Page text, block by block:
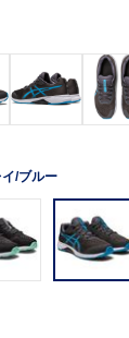
/ブルー